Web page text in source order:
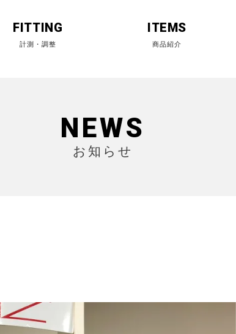
FITTING ITEMS
NEWS
お知らせ